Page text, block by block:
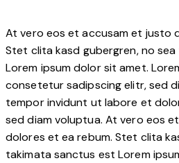
At vero eos et accusam et justo
Stet clita kasd gubergren, no
Lorem ipsum dolor sit amet.
consetetur sadipscing elitr, sed
tempor invidunt ut labore et
sed diam voluptua. At vero eos
dolores et ea rebum. Stet clita
takimata sanctus est Lorem